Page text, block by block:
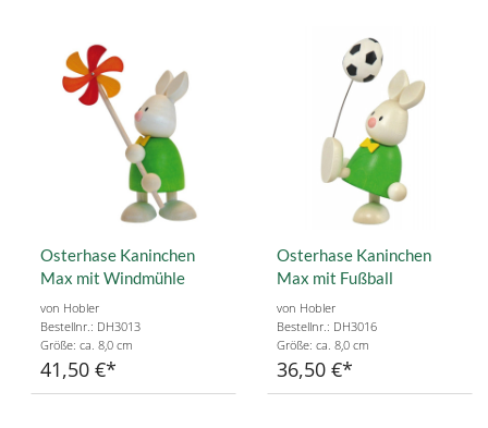
Osterhase Kaninchen
Max mit Windmühle
von Hobler
Bestellnr.: DH3013
Größe: ca. 8,0 cm
41,50 €
Osterhase Kaninchen
Max mit Fußball
von Hobler
Bestellnr.: DH3016
Größe: ca. 8,0 cm
36,50 €